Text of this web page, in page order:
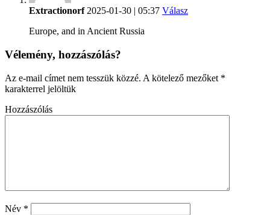
Extractionorf 2025-01-30 | 05:37 Válasz
Europe, and in Ancient Russia
Vélemény, hozzászólás?
Az e-mail címet nem tesszük közzé. A kötelező mezőket *
karakterrel jelöltük
Hozzászólás
Név *